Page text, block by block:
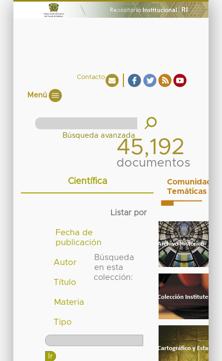
Contacto
Menú
45,192
documentos
Científica
Listar por
Fecha de
publicación
Autor
Título
Materia
Tipo
Búsqueda
en esta
colección:
Comunidades
Temáticas